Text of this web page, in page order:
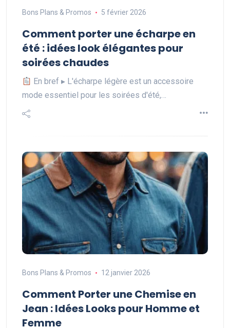
Bons Plans & Promos 5 février 2026
Comment porter une écharpe en
été : idées look élégantes pour
soirées chaudes
En bref ▸ L'écharpe légère est un accessoire
mode essentiel pour les soirées d'été,…
Bons Plans & Promos 12 janvier 2026
Comment Porter une Chemise en
Jean : Idées Looks pour Homme et
Femme